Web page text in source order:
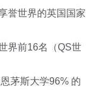
誉世界的英国国家
界前16名（QS世
茅斯大学96% 的